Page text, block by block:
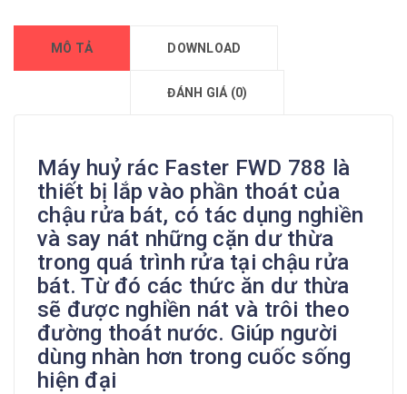
MÔ TẢ DOWNLOAD
ĐÁNH GIÁ (0)
Máy huỷ rác Faster FWD 788 là
thiết bị lắp vào phần thoát của
chậu rửa bát, có tác dụng nghiền
và say nát những cặn dư thừa
trong quá trình rửa tại chậu rửa
bát. Từ đó các thức ăn dư thừa
sẽ được nghiền nát và trôi theo
đường thoát nước. Giúp người
dùng nhàn hơn trong cuốc sống
hiện đại